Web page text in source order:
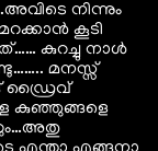
നിന്നും
കൂടി
കുറച്ചു നാൾ
മനസ്സ്
ഡ്രൈവ്
കുഞ്ഞുങ്ങളെ